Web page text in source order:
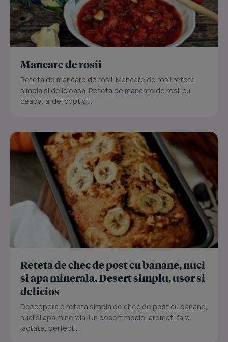
Mancare de rosii
Reteta de mancare de rosii. Mancare de rosii reteta
simpla si delicioasa. Reteta de mancare de rosii cu
ceapa, ardei copt si...
Reteta de chec de post cu banane, nuci
si apa minerala. Desert simplu, usor si
delicios
Descopera o reteta simpla de chec de post cu banane,
nuci si apa minerala. Un desert moale, aromat, fara
lactate, perfect...